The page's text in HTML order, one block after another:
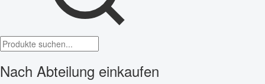
Nach Abteilung einkaufen